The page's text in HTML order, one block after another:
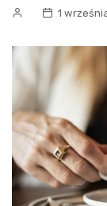
1